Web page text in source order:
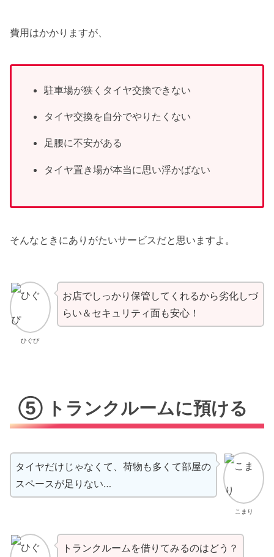
費用はかかりますが、
駐車場が狭くタイヤ交換できない
タイヤ交換を自分でやりたくない
足腰に不安がある
タイヤ置き場が本当に思い浮かばない
そんなときにありがたいサービスだと思いますよ。
ひぐぴ
お店でしっかり保管してくれるから劣化しづ
らい＆セキュリティ面も安心！
⑤ トランクルームに預ける
こまり
タイヤだけじゃなくて、荷物も多くて部屋の
スペースが足りない…
トランクルームを借りてみるのはどう？